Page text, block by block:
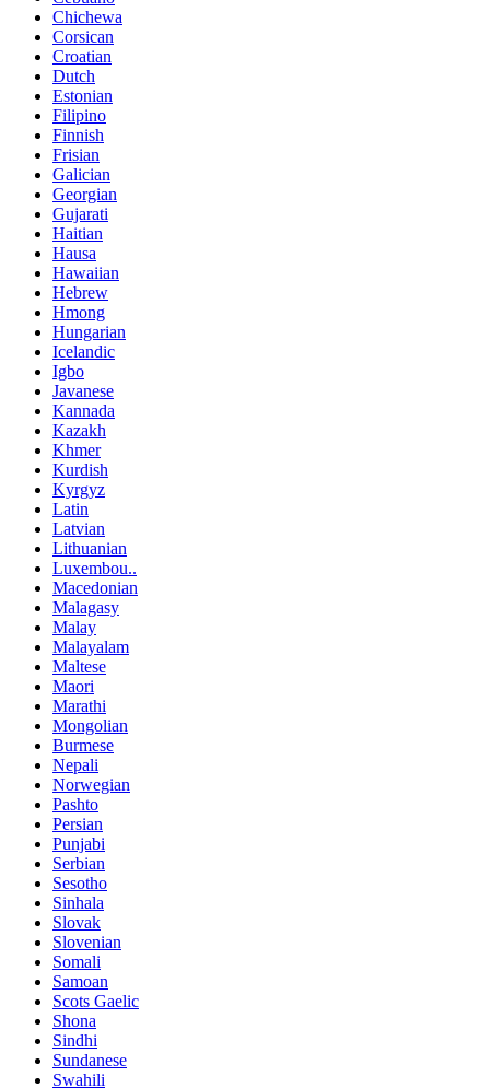
Chichewa
Corsican
Croatian
Dutch
Estonian
Filipino
Finnish
Frisian
Galician
Georgian
Gujarati
Haitian
Hausa
Hawaiian
Hebrew
Hmong
Hungarian
Icelandic
Igbo
Javanese
Kannada
Kazakh
Khmer
Kurdish
Kyrgyz
Latin
Latvian
Lithuanian
Luxembou..
Macedonian
Malagasy
Malay
Malayalam
Maltese
Maori
Marathi
Mongolian
Burmese
Nepali
Norwegian
Pashto
Persian
Punjabi
Serbian
Sesotho
Sinhala
Slovak
Slovenian
Somali
Samoan
Scots Gaelic
Shona
Sindhi
Sundanese
Swahili